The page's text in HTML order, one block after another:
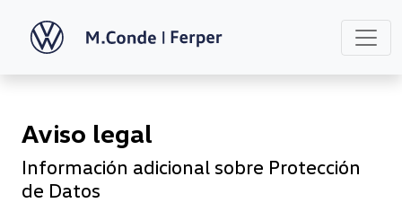
Aviso legal
Información adicional sobre Protección
de Datos